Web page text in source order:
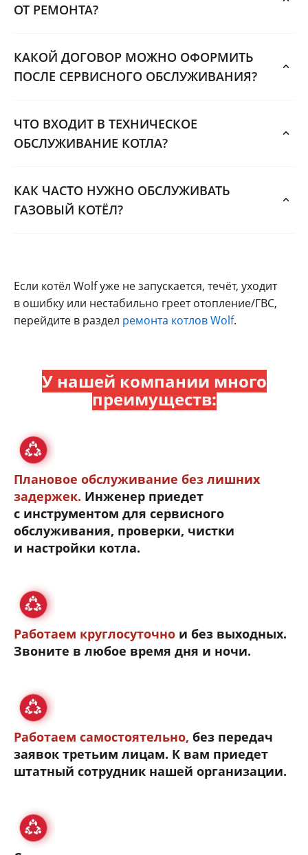
ОТ РЕМОНТА?
КАКОЙ ДОГОВОР МОЖНО ОФОРМИТЬ
ПОСЛЕ СЕРВИСНОГО ОБСЛУЖИВАНИЯ?
ЧТО ВХОДИТ В ТЕХНИЧЕСКОЕ
ОБСЛУЖИВАНИЕ КОТЛА?
КАК ЧАСТО НУЖНО ОБСЛУЖИВАТЬ
ГАЗОВЫЙ КОТЁЛ?
Если котёл Wolf уже не запускается, течёт, уходит
в ошибку или нестабильно греет отопление/ГВС,
перейдите в раздел ремонта котлов Wolf.
У нашей компании много
преимуществ:
Плановое обслуживание без лишних
задержек. Инженер приедет
с инструментом для сервисного
обслуживания, проверки, чистки
и настройки котла.
Работаем круглосуточно и без выходных.
Звоните в любое время дня и ночи.
Работаем самостоятельно, без передач
заявок третьим лицам. К вам приедет
штатный сотрудник нашей организации.